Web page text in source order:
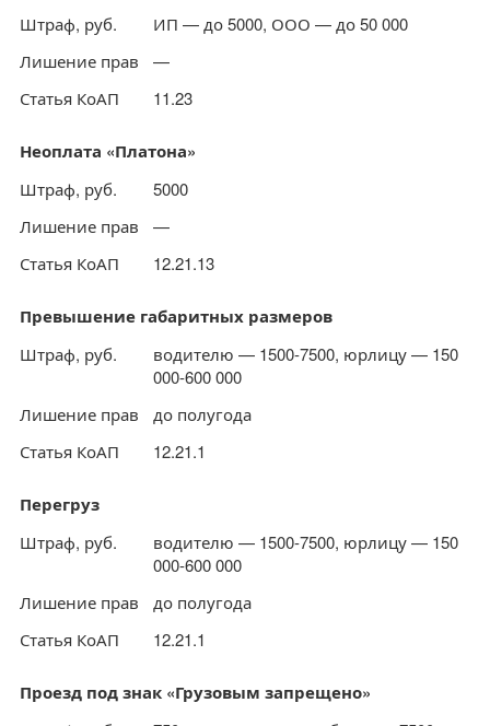
Штраф, руб.
ИП — до 5000, ООО — до 50 000
Лишение прав
—
Статья КоАП
11.23
Неоплата «Платона»
Штраф, руб.
5000
Лишение прав
—
Статья КоАП
12.21.13
Превышение габаритных размеров
Штраф, руб.
водителю — 1500-7500, юрлицу — 150
000-600 000
Лишение прав
до полугода
Статья КоАП
12.21.1
Перегруз
Штраф, руб.
водителю — 1500-7500, юрлицу — 150
000-600 000
Лишение прав
до полугода
Статья КоАП
12.21.1
Проезд под знак «Грузовым запрещено»